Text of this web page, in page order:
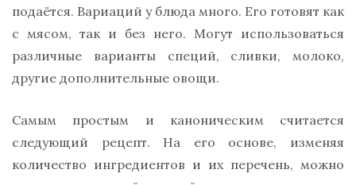
подаётся. Вариаций у блюда много. Его готовят как
с мясом, так и без него. Могут использоваться
различные варианты специй, сливки, молоко,
другие дополнительные овощи.
Самым простым и каноническим считается
следующий рецепт. На его основе, изменяя
количество ингредиентов и их перечень, можно